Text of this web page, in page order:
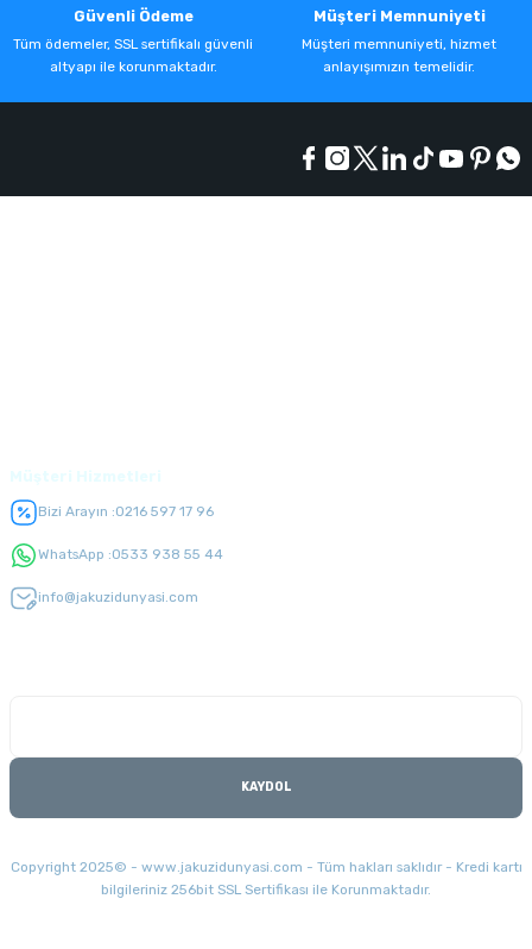
Güvenli Ödeme
Tüm ödemeler, SSL sertifikalı güvenli
altyapı ile korunmaktadır.
Müşteri Memnuniyeti
Müşteri memnuniyeti, hizmet
anlayışımızın temelidir.
Bizi Arayın :0216 597 17 96
WhatsApp :0533 938 55 44
info@jakuzidunyasi.com
KAYDOL
Copyright 2025© - www.jakuzidunyasi.com - Tüm hakları saklıdır - Kredi kartı
bilgileriniz 256bit SSL Sertifikası ile Korunmaktadır.